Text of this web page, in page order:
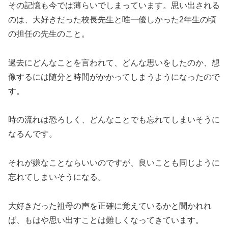
その記憶も今では薄らいでしまっています。思い出される
のは、大好きだった校長先生と唯一優しかった2年生の頃
の担任の先生のこと。
過去にどんなことを言われて、どんな思いをしたのか、想
像するには随分と時間がかかってしまうようになったので
す。
時の流れは恐ろしく、どんなことでも忘れてしまいそうに
なるんです。
それが嫌なことならいいのですが、良いことも同じように
忘れてしまいそうになる。
大好きだった祖母の声を正確に覚えているかと聞かれれ
ば、もはや思い出すことは難しくなってきています。